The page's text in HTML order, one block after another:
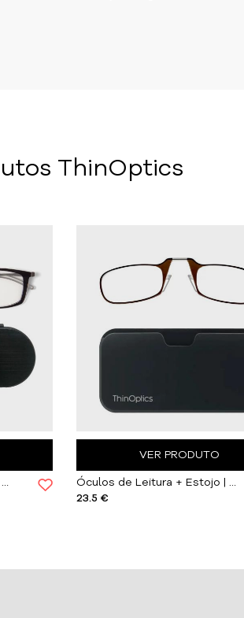
ThinOptics
Óculos de Leitura Brooklyn | Pretos
VER PRODUTO
Óculos de Leitura + Estojo | Castanhos
23.5 €